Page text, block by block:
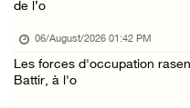
de l’o
06/August/2026 01:42 PM
Les forces d'occupation
Battir, à l'o